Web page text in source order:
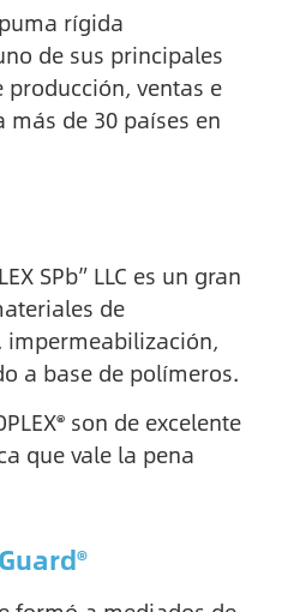
rígida
de sus principales
producción, ventas e
de 30 países en
SPb” LLC es un gran
de
a base de polímeros.
son de excelente
que vale la pena